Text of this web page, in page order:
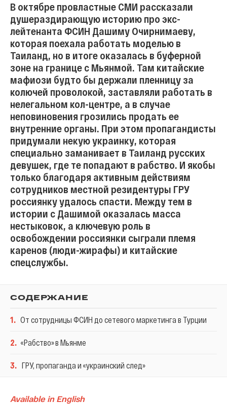
В октябре провластные СМИ рассказали
душераздирающую историю про экс-
лейтенанта ФСИН Дашиму Очирнимаеву,
которая поехала работать моделью в
Таиланд, но в итоге оказалась в буферной
зоне на границе с Мьянмой. Там китайские
мафиози будто бы держали пленницу за
колючей проволокой, заставляли работать в
нелегальном кол-центре, а в случае
неповиновения грозились продать ее
внутренние органы. При этом пропагандисты
придумали некую украинку, которая
специально заманивает в Таиланд русских
девушек, где те попадают в рабство. И якобы
только благодаря активным действиям
сотрудников местной резидентуры ГРУ
россиянку удалось спасти. Между тем в
истории с Дашимой оказалась масса
нестыковок, а ключевую роль в
освобождении россиянки сыграли племя
каренов (люди-жирафы) и китайские
спецслужбы.
СОДЕРЖАНИЕ
1. От сотрудницы ФСИН до сетевого маркетинга в Турции
2. «Рабство» в Мьянме
3. ГРУ, пропаганда и «украинский след»
Available in English